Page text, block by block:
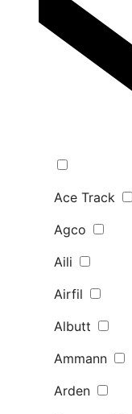
Ace Track
Agco
Aili
Airfil
Albutt
Ammann
Arden